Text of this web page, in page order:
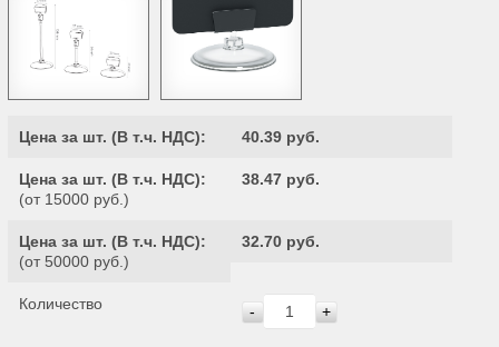
Цена за шт. (В т.ч. НДС): 40.39 руб.
Цена за шт. (В т.ч. НДС):
(от 15000 руб.)
38.47 руб.
Цена за шт. (В т.ч. НДС):
(от 50000 руб.)
32.70 руб.
Количество - +